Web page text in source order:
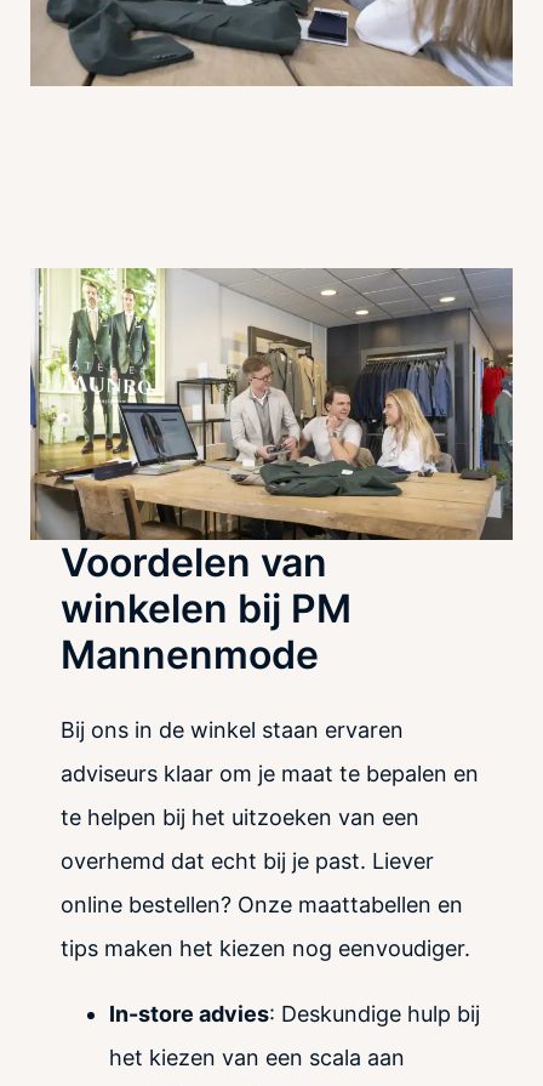
Voordelen van
winkelen bij PM
Mannenmode
Bij ons in de winkel staan ervaren
adviseurs klaar om je maat te bepalen en
te helpen bij het uitzoeken van een
overhemd dat echt bij je past. Liever
online bestellen? Onze maattabellen en
tips maken het kiezen nog eenvoudiger.
In-store advies: Deskundige hulp bij
het kiezen van een scala aan